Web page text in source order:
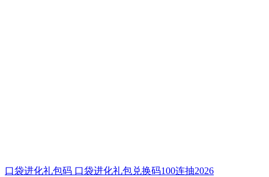
口袋进化礼包码 口袋进化礼包兑换码100连抽2026